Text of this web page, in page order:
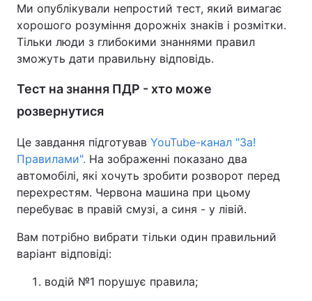
Ми опублікували непростий тест, який вимагає
хорошого розуміння дорожніх знаків і розмітки.
Тільки люди з глибокими знаннями правил
зможуть дати правильну відповідь.
Тест на знання ПДР - хто може
розвернутися
Це завдання підготував YouTube-канал "За!
Правилами". На зображенні показано два
автомобілі, які хочуть зробити розворот перед
перехрестям. Червона машина при цьому
перебуває в правій смузі, а синя - у лівій.
Вам потрібно вибрати тільки один правильний
варіант відповіді:
водій №1 порушує правила;